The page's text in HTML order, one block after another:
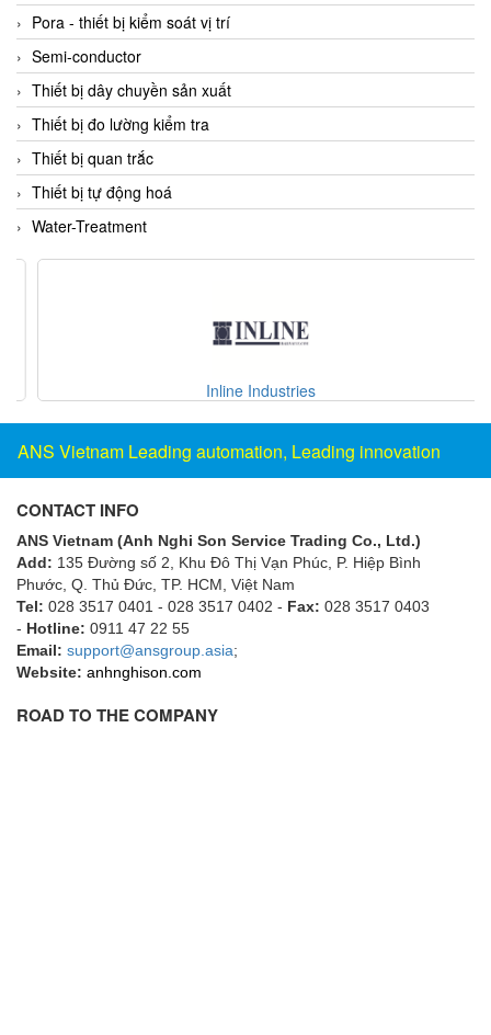
Eurotherm Vietnam
Eurovent
Evoqua
EXAIR
Exergen
Exide Technologies Vietnam
EXOR
FESTO
FHF (EATON Crouse-Hinds)
Fimet
Fine Suntronix
FineTek
Finna Sensors Vietnam
Fireye
Fisher
Pora - thiết bị kiểm soát vị trí
Semi-conductor
Thiết bị dây chuyền sản xuất
Thiết bị đo lường kiểm tra
Thiết bị quan trắc
Thiết bị tự động hoá
Water-Treatment
Inline Industries
ANS Vietnam Leading automation, Leading innovation
CONTACT INFO
ANS Vietnam (Anh Nghi Son Service Trading Co., Ltd.)
Add: 135 Đường số 2, Khu Đô Thị Vạn Phúc, P. Hiệp Bình
Phước, Q. Thủ Đức, TP. HCM , Việt Nam
Tel: 028 3517 0401 - 028 3517 0402 - Fax: 028 3517 0403
- Hotline: 0911 47 22 55
Email: support@ansgroup.asia;
Website: anhnghison.com
ROAD TO THE COMPANY